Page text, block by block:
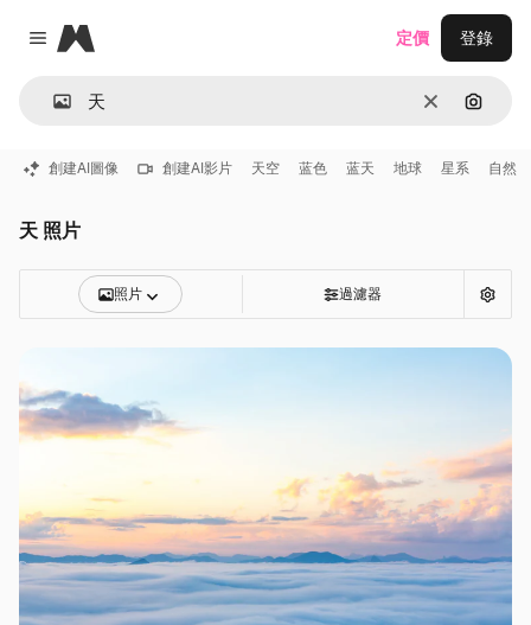
Close menu
Magnific
清除 通過圖
定價 登錄
創建AI圖像 創建AI影片 天空 蓝色 蓝天 地球 星系 自然
天 照片
照片 過濾器